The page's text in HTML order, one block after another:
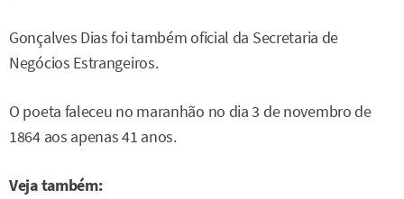
Gonçalves Dias foi também oficial da Secretaria de
Negócios Estrangeiros.
O poeta faleceu no maranhão no dia 3 de novembro de
1864 aos apenas 41 anos.
Veja também: